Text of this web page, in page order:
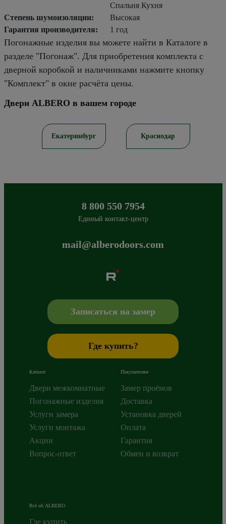
Спальня Кухня
Степень шумоизоляции:
Высокая
Гарантия производителя:
1 год
Погонажные изделия вы можете найти в Каталоге в
разделе "Погонаж". Для приобретения комплекта с
дверной коробкой и наличниками нажмите кнопку
"Комплект" в окне расчёта цены.
Двери ALBERO в вашем городе
Екатеринбург Краснодар
8 800 550 7954
Единый контакт-центр
mail@alberodoors.com
+7 800 765 43 42,mail@alberodoors.com
Записаться на замер
Где купить?
Каталог
Двери межкомнатные
Погонажные изделия
Услуги замера
Услуги монтажа
Акции
Вопрос-ответ
Покупателям
Замер проёмов
Доставка
Установка дверей
Оплата
Гарантия
Обмен и возврат
Всё об ALBERO
Где купить